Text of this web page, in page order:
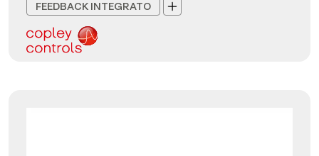
FEEDBACK INTEGRATO